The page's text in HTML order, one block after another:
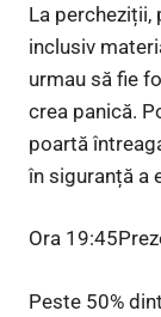
La
inclusiv
urmau să fie
crea panică.
poartă
în siguranță a
Ora
Peste 50%